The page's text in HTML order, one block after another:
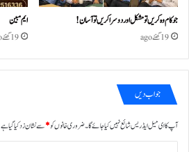
جو کام وہ کریں تو مشکل اور دوسرا کریں تو آسان !
19 گھنٹے ago
ایم مبین
19 گھنٹے ago
جواب دیں
آپ کا ای میل ایڈریس شائع نہیں کیا جائے گا۔ضروری خانوں کو*سے نشان زد کیا گیا ہے